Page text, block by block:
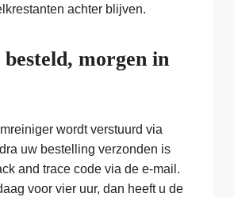
achter blijven.
besteld, morgen in
wordt verstuurd via
uw bestelling verzonden is
and trace code via de e-mail.
voor vier uur, dan heeft u de